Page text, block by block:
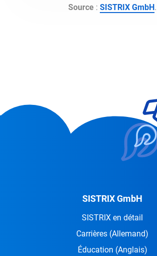
Source : SISTRIX GmbH.
SISTRIX GmbH
SISTRIX en détail
Carrières (Allemand)
Éducation (Anglais)